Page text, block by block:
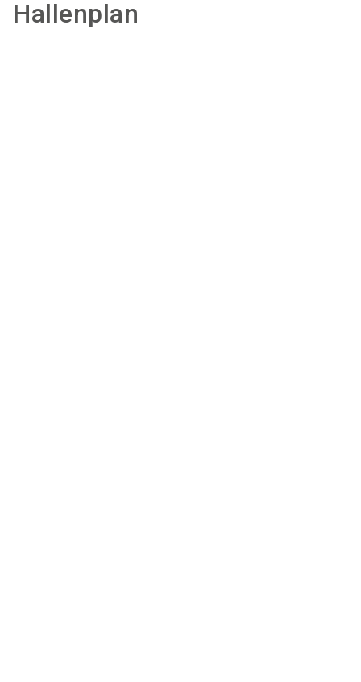
Hallenplan